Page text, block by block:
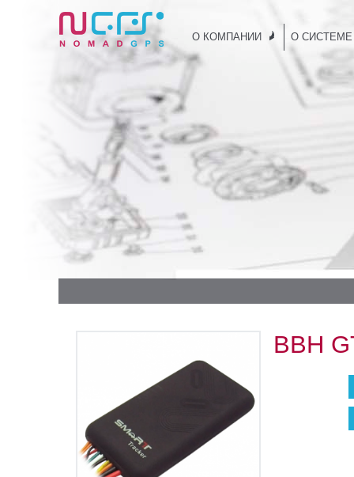
О КОМПАНИИ О СИСТЕМЕ
BBH